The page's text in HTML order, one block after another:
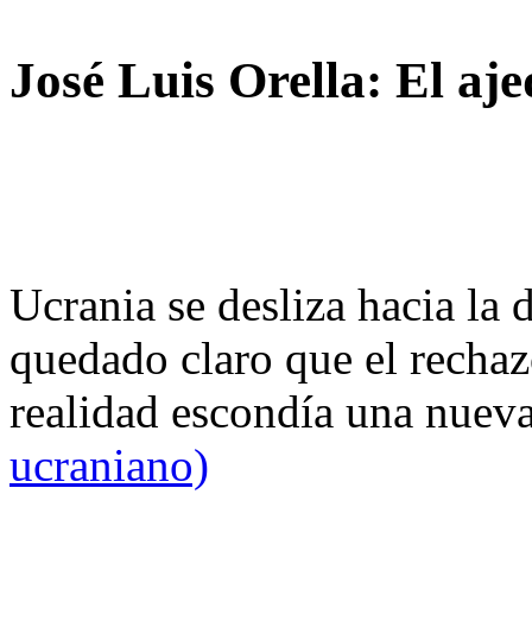
José Luis Orella: El
Ucrania se desliza hacia
quedado claro que el
realidad escondía una
ucraniano)